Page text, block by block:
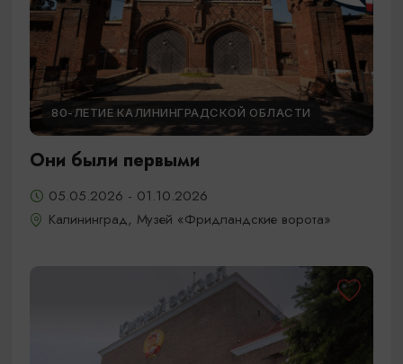
80-ЛЕТИЕ КАЛИНИНГРАДСКОЙ ОБЛАСТИ
Они были первыми
05.05.2026 - 01.10.2026
Калининград, Музей «Фридландские ворота»